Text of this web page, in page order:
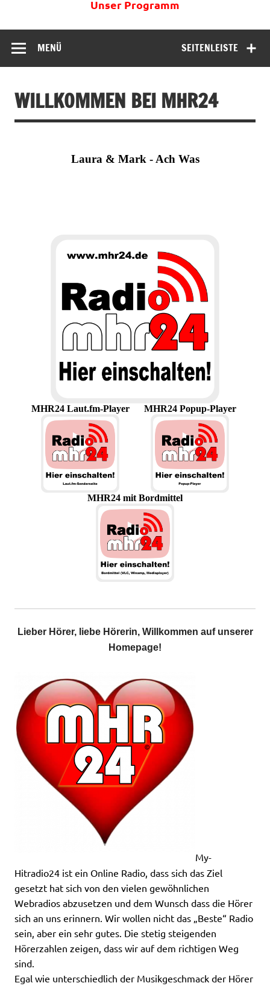
Unser Programm
SEITENLEISTE
MENÜ
WILLKOMMEN BEI MHR24
Lieber Hörer, liebe Hörerin, Willkommen auf unserer
Homepage!
My-
Hitradio24 ist ein Online Radio, dass sich das Ziel
gesetzt hat sich von den vielen gewöhnlichen
Webradios abzusetzen und dem Wunsch dass die Hörer
sich an uns erinnern. Wir wollen nicht das „Beste“ Radio
sein, aber ein sehr gutes. Die stetig steigenden
Hörerzahlen zeigen, dass wir auf dem richtigen Weg
sind.
Egal wie unterschiedlich der Musikgeschmack der Hörer